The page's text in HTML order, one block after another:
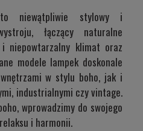
niewątpliwie stylowy i
łączący naturalne
i niepowtarzalny klimat oraz
modele lampek doskonale
w stylu boho, jak i
industrialnymi czy vintage.
wprowadzimy do swojego
i harmonii.